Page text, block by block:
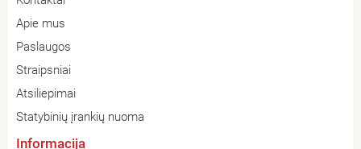
Apie mus
Paslaugos
Straipsniai
Atsiliepimai
Statybinių įrankių nuoma
Informacija